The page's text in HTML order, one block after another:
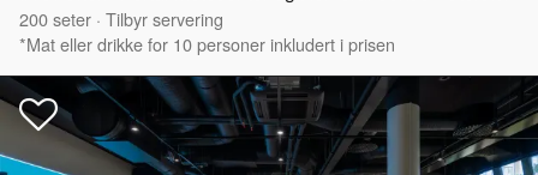
200seter · Tilbyr servering
*Mat eller drikke for 10 personer inkludert i prisen